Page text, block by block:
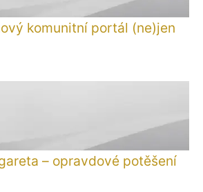
komunitní portál (ne)jen
– opravdové potěšení